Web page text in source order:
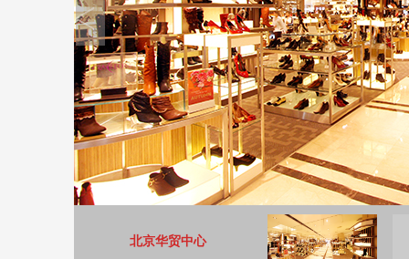
北京华贸中心